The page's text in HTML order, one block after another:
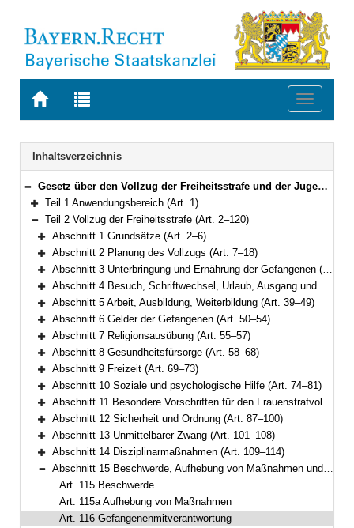
Zur
BAYERN.RECHT
Zur
letzten
Suche
Toggle
Navigation
Inhaltsverzeichnis
Bereich reduzieren
Gesetz über den Vollzug der Freiheitsstrafe und der Jugendstrafe (Bayerisches Strafvollzugsgesetz – BayStVollzG) Vom 10. Dezember 2007 (GVBl. S. 866) BayRS 312-2-1-J (Art. 1–209)
Bereich erweitern
Teil 1 Anwendungsbereich (Art. 1)
Bereich reduzieren
Teil 2 Vollzug der Freiheitsstrafe (Art. 2–120)
Bereich erweitern
Abschnitt 1 Grundsätze (Art. 2–6)
Bereich erweitern
Abschnitt 2 Planung des Vollzugs (Art. 7–18)
Bereich erweitern
Abschnitt 3 Unterbringung und Ernährung der Gefangenen (Art. 19–25)
Bereich erweitern
Abschnitt 4 Besuch, Schriftwechsel, Urlaub, Ausgang und Ausführung aus wichtigem Anlass (Art. 26–38)
Bereich erweitern
Abschnitt 5 Arbeit, Ausbildung, Weiterbildung (Art. 39–49)
Bereich erweitern
Abschnitt 6 Gelder der Gefangenen (Art. 50–54)
Bereich erweitern
Abschnitt 7 Religionsausübung (Art. 55–57)
Bereich erweitern
Abschnitt 8 Gesundheitsfürsorge (Art. 58–68)
Bereich erweitern
Abschnitt 9 Freizeit (Art. 69–73)
Bereich erweitern
Abschnitt 10 Soziale und psychologische Hilfe (Art. 74–81)
Bereich erweitern
Abschnitt 11 Besondere Vorschriften für den Frauenstrafvollzug (Art. 82–86)
Bereich erweitern
Abschnitt 12 Sicherheit und Ordnung (Art. 87–100)
Bereich erweitern
Abschnitt 13 Unmittelbarer Zwang (Art. 101–108)
Bereich erweitern
Abschnitt 14 Disziplinarmaßnahmen (Art. 109–114)
Bereich reduzieren
Abschnitt 15 Beschwerde, Aufhebung von Maßnahmen und Gefangenenmitverantwortung (Art. 115–116)
Art. 115 Beschwerde
Art. 115a Aufhebung von Maßnahmen
Art. 116 Gefangenenmitverantwortung